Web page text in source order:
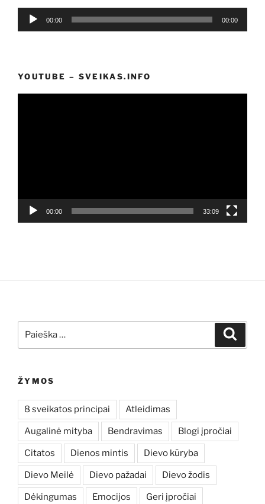
Audio
00:00 00:00
YOUTUBE – SVEIKAS.INFO
00:00 33:09
ŽYMOS
8 sveikatos principai Atleidimas
Augalinė mityba Bendravimas Blogi įpročiai
Citatos Dienos mintis Dievo kūryba
Dievo Meilė Dievo pažadai Dievo žodis
Dėkingumas Emocijos Geri įpročiai